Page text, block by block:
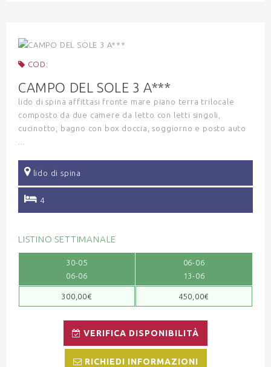
COD:
CAMPO DEL SOLE 3 A***
lido di spina affittasi fronte mare piano terra trilocale
composto da due camere da letto con letti singoli,
cucinotto, bagno con box doccia, soggiorno e posto auto
lido di spina
4
LISTINO SETTIMANALE
30-05
06-06
06-06
13-06
300,00€ 450,00€
VERIFICA DISPONIBILITÀ
RICHIEDI INFORMAZIONI